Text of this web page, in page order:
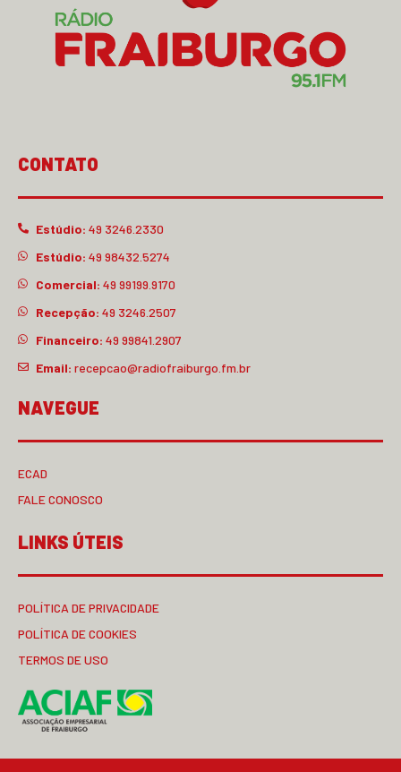
CONTATO
Estúdio: 49 3246.2330
Estúdio: 49 98432.5274
Comercial: 49 99199.9170
Recepção: 49 3246.2507
Financeiro: 49 99841.2907
Email: recepcao@radiofraiburgo.fm.br
NAVEGUE
ECAD
FALE CONOSCO
LINKS ÚTEIS
POLÍTICA DE PRIVACIDADE
POLÍTICA DE COOKIES
TERMOS DE USO